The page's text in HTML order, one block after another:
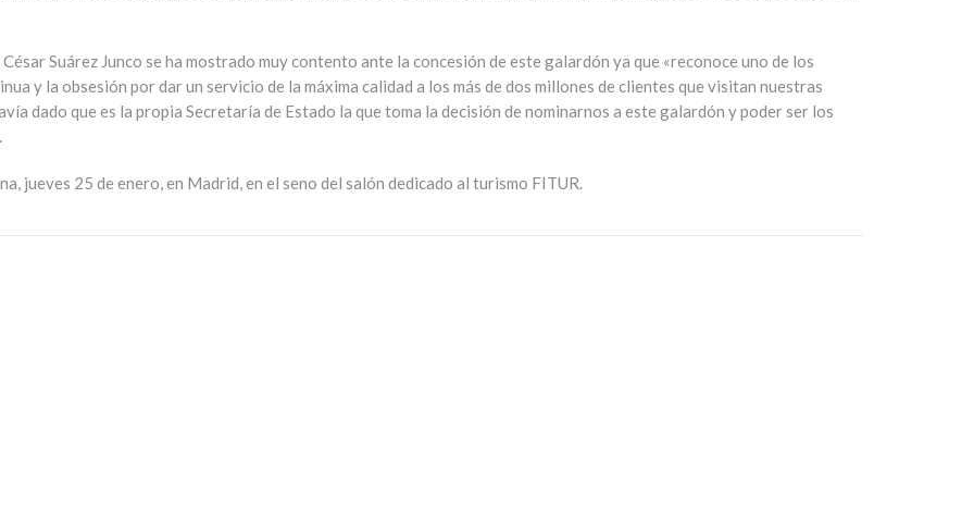
Suárez Junco se ha mostrado muy contento ante la concesión de este galardón ya que «reconoce uno de los
y la obsesión por dar un servicio de la máxima calidad a los más de dos millones de clientes que visitan nuestras
dado que es la propia Secretaría de Estado la que toma la decisión de nominarnos a este galardón y poder ser los
jueves 25 de enero, en Madrid, en el seno del salón dedicado al turismo FITUR.